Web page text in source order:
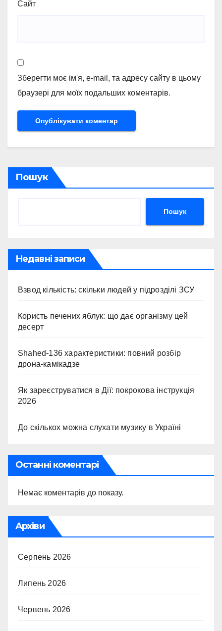
Сайт
Зберегти моє ім'я, e-mail, та адресу сайту в цьому
браузері для моїх подальших коментарів.
Пошук
Пошук
Недавні записи
Взвод кількість: скільки людей у підрозділі ЗСУ
Користь печених яблук: що дає організму цей
десерт
Shahed-136 характеристики: повний розбір
дрона-камікадзе
Як зареєструватися в Дії: покрокова інструкція
2026
До скількох можна слухати музику в Україні
Останні коментарі
Немає коментарів до показу.
Архіви
Серпень 2026
Липень 2026
Червень 2026